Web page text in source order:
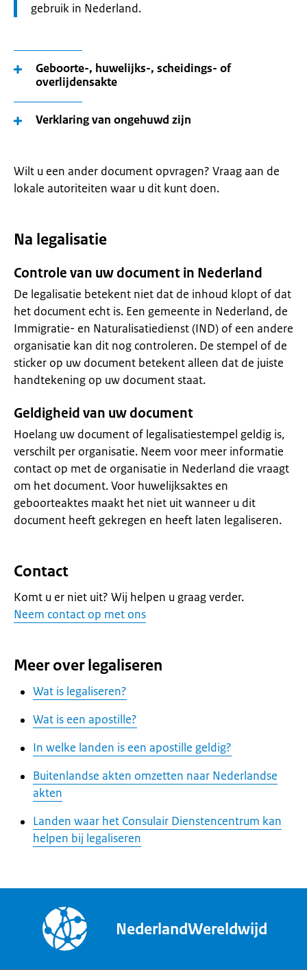
gebruik in Nederland.
Geboorte-, huwelijks-, scheidings- of
overlijdensakte
Verklaring van ongehuwd zijn
Wilt u een ander document opvragen? Vraag aan de
lokale autoriteiten waar u dit kunt doen.
Na legalisatie
Controle van uw document in Nederland
De legalisatie betekent niet dat de inhoud klopt of dat
het document echt is. Een gemeente in Nederland, de
Immigratie- en Naturalisatiedienst (IND) of een andere
organisatie kan dit nog controleren. De stempel of de
sticker op uw document betekent alleen dat de juiste
handtekening op uw document staat.
Geldigheid van uw document
Hoelang uw document of legalisatiestempel geldig is,
verschilt per organisatie. Neem voor meer informatie
contact op met de organisatie in Nederland die vraagt
om het document. Voor huwelijksaktes en
geboorteaktes maakt het niet uit wanneer u dit
document heeft gekregen en heeft laten legaliseren.
Contact
Komt u er niet uit? Wij helpen u graag verder.
Neem contact op met ons
Meer over legaliseren
Wat is legaliseren?
Wat is een apostille?
In welke landen is een apostille geldig?
Buitenlandse akten omzetten naar Nederlandse
akten
Landen waar het Consulair Dienstencentrum kan
helpen bij legaliseren
NederlandWereldwijd